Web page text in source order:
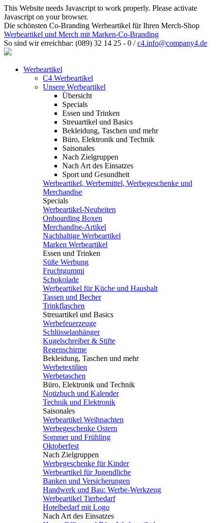
This Website needs Javascript to work properly. Please activate
Javascript on your browser.
Die schönsten Co-Branding Werbeartikel für Ihren Merch-Shop
Werbeartikel und Merch mit Marken-Co-Branding
So sind wir erreichbar: (089) 32 14 25 - 0 /c4.info@company4.de
Werbeartikel
C4 Werbeartikel
Unsere Werbeartikel
Übersicht
Specials
Essen und Trinken
Streuartikel und Basics
Bekleidung, Taschen und mehr
Büro, Elektronik und Technik
Saisonales
Nach Zielgruppen
Nach Art des Einsatzes
Sport und Gesundheit
Werbeartikel, Werbemittel, Werbegeschenke und
Merchandise
Specials
Werbeartikel-Neuheiten
Onboarding Boxen
Merchandise-Artikel
Nachhaltige Werbeartikel
Marken Werbeartikel
Essen und Trinken
Süße Werbung
Fruchtgummi
Schokolade
Werbeartikel für Küche und Haushalt
Tassen und Becher
Trinkflaschen
Streuartikel und Basics
Werbefeuerzeuge
Schlüsselanhänger
Kugelschreiber & Stifte
Regenschirme
Bekleidung, Taschen und mehr
Werbetextilien
Werbetaschen
Büro, Elektronik und Technik
Notizbuch und Kalender
Technik und Elektronik
Saisonales
Werbeartikel Weihnachten
Werbegeschenke Ostern
Sommer und Frühling
Oktoberfest
Nach Zielgruppen
Werbegeschenke für Kinder
Werbeartikel für Jugendliche
Banken und Versicherungen
Handwerk und Bau: Werbe-Werkzeug
Werbeartikel Tierbedarf
Hotelbedarf mit Logo
Nach Art des Einsatzes